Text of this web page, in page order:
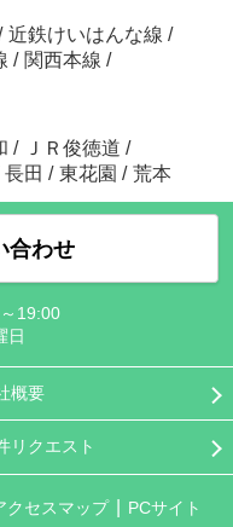
近鉄けいはんな線 /
/ 関西本線 /
/ ＪＲ俊徳道 /
長田 / 東花園 / 荒本
合わせ
19:00
日
概要
リクエスト
クセスマップ
PCサイト